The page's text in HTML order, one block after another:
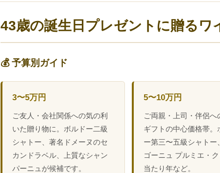
43歳の誕生日プレゼントに贈るワ
💰 予算別ガイド
3〜5万円
ご友人・会社関係への気の利
いた贈り物に。ボルドー二級
シャトー、著名ドメーヌのセ
カンドラベル、上質なシャン
パーニュが候補です。
5〜10万円
ご両親・上司・伴侶へ
ギフトの中心価格帯。
ー第三〜五級シャトー
ゴーニュ プルミエ・
当たり年など。